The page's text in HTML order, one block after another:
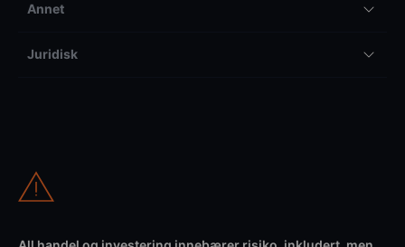
Annet
Juridisk